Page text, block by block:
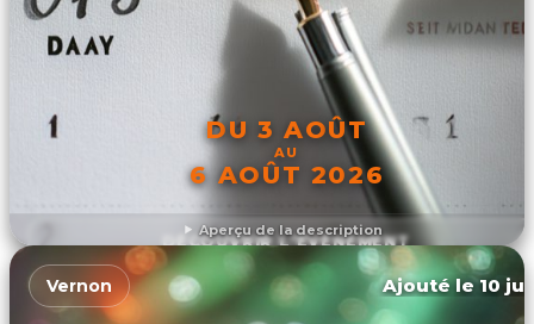
Aperçu de la description
DU 3 AOÛT
AU
6 AOÛT 2026
DÉCOUVRIR L'ÉVÉNEMENT
Vernon Ajouté le 10